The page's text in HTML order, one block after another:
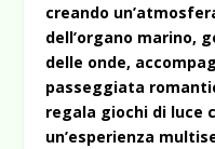
creando
dell’organo marino,
delle onde,
passeggiata
regala giochi di luce
un’esperienza